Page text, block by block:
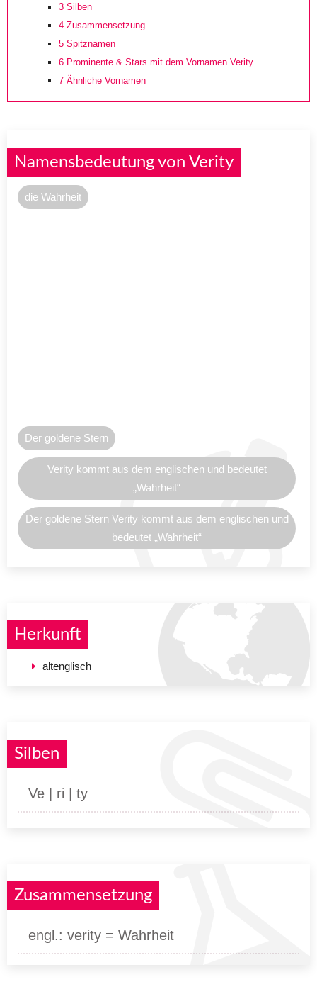
3 Silben
4 Zusammensetzung
5 Spitznamen
6 Prominente & Stars mit dem Vornamen Verity
7 Ähnliche Vornamen
Namensbedeutung von Verity
die Wahrheit
Der goldene Stern
Verity kommt aus dem englischen und bedeutet
„Wahrheit“
Der goldene Stern Verity kommt aus dem englischen und
bedeutet „Wahrheit“
Herkunft
altenglisch
Silben
Ve | ri | ty
Zusammensetzung
engl.: verity = Wahrheit